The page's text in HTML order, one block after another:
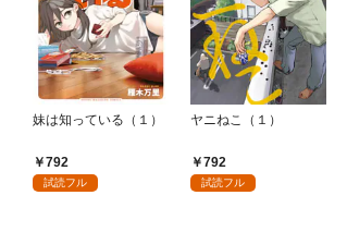
妹は知っている（１）
792
試読フル
ヤニねこ（１）
792
試読フル